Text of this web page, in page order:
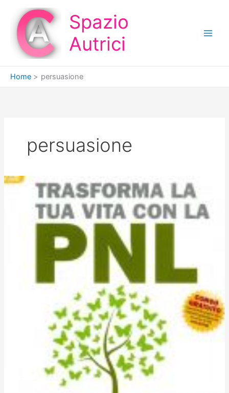
contenuto
Spazio
Autrici
Home persuasione
persuasione